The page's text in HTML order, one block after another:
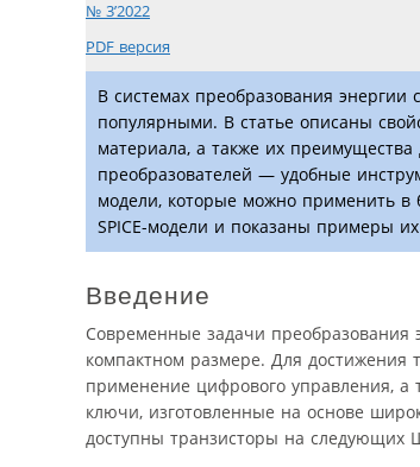
№ 3’2022
PDF версия
В системах преобразования энергии
популярными. В статье описаны
материала, а также их
преобразователей — удобные
модели, которые можно применить в
SPICE-модели и показаны примеры
Введение
Современные задачи преобразования
компактном размере. Для достижения
применение цифрового управления, а
ключи, изготовленные на основе
доступны транзисторы на следующих